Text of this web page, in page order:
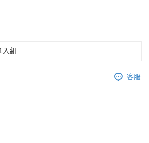
入組
客服